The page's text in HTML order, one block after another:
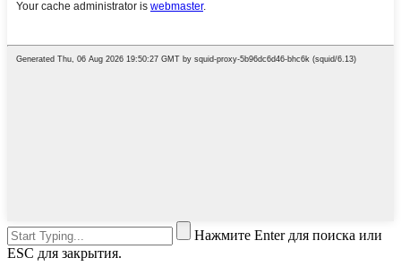
Нажмите Enter для поиска или
ESC для закрытия.